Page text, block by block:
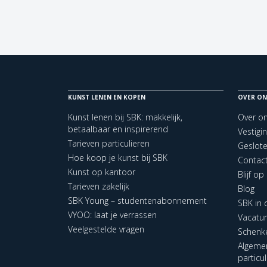
KUNST LENEN EN KOPEN
Kunst lenen bij SBK: makkelijk,
betaalbaar en inspirerend
Tarieven particulieren
Hoe koop je kunst bij SBK
Kunst op kantoor
Tarieven zakelijk
SBK Young – studentenabonnement
VYOO: laat je verrassen
Veelgestelde vragen
OVER
Over
Blijf op
Blog
SBK in